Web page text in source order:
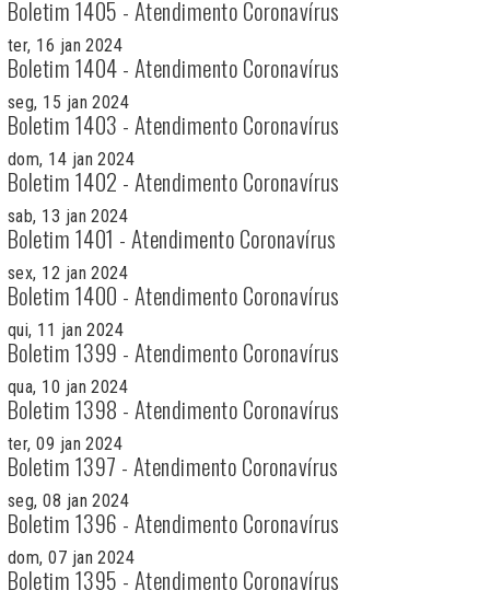
Boletim 1405 - Atendimento Coronavírus
ter, 16 jan 2024
Boletim 1404 - Atendimento Coronavírus
seg, 15 jan 2024
Boletim 1403 - Atendimento Coronavírus
dom, 14 jan 2024
Boletim 1402 - Atendimento Coronavírus
sab, 13 jan 2024
Boletim 1401 - Atendimento Coronavírus
sex, 12 jan 2024
Boletim 1400 - Atendimento Coronavírus
qui, 11 jan 2024
Boletim 1399 - Atendimento Coronavírus
qua, 10 jan 2024
Boletim 1398 - Atendimento Coronavírus
ter, 09 jan 2024
Boletim 1397 - Atendimento Coronavírus
seg, 08 jan 2024
Boletim 1396 - Atendimento Coronavírus
dom, 07 jan 2024
Boletim 1395 - Atendimento Coronavírus